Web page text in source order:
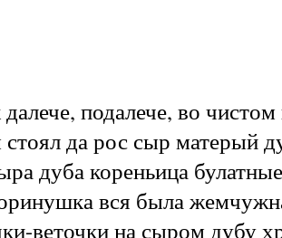
подалече, во чистом
да рос сыр матерый
дуба кореньица
вся была
веточки на сыром дубу